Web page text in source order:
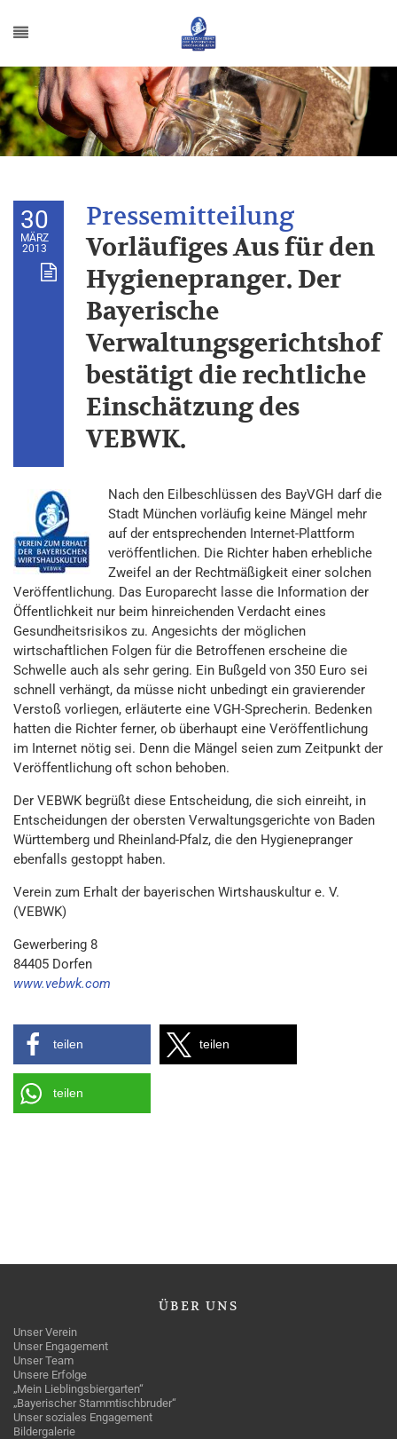
30
MÄRZ
2013
Vorläufiges Aus für den
Hygienepranger. Der
Bayerische
Verwaltungsgerichtshof
bestätigt die rechtliche
Einschätzung des
VEBWK.
Nach den Eilbeschlüssen des BayVGH darf die
Stadt München vorläufig keine Mängel mehr
auf der entsprechenden Internet-Plattform
veröffentlichen. Die Richter haben erhebliche
Zweifel an der Rechtmäßigkeit einer solchen
Veröffentlichung. Das Europarecht lasse die Information der
Öffentlichkeit nur beim hinreichenden Verdacht eines
Gesundheitsrisikos zu. Angesichts der möglichen
wirtschaftlichen Folgen für die Betroffenen erscheine die
Schwelle auch als sehr gering. Ein Bußgeld von 350 Euro sei
schnell verhängt, da müsse nicht unbedingt ein gravierender
Verstoß vorliegen, erläuterte eine VGH-Sprecherin. Bedenken
hatten die Richter ferner, ob überhaupt eine Veröffentlichung
im Internet nötig sei. Denn die Mängel seien zum Zeitpunkt der
Veröffentlichung oft schon behoben.
Der VEBWK begrüßt diese Entscheidung, die sich einreiht, in
Entscheidungen der obersten Verwaltungsgerichte von Baden
Württemberg und Rheinland-Pfalz, die den Hygienepranger
ebenfalls gestoppt haben.
Verein zum Erhalt der bayerischen Wirtshauskultur e. V.
(VEBWK)
Gewerbering 8
84405 Dorfen
www.vebwk.com
teilen teilen
teilen
ÜBER UNS
Unser Verein
Unser Engagement
Unser Team
Unsere Erfolge
„Mein Lieblingsbiergarten“
„Bayerischer Stammtischbruder“
Unser soziales Engagement
Bildergalerie